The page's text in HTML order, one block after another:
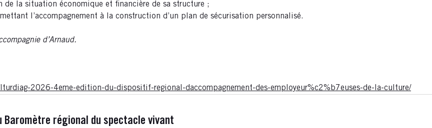
la situation économique et financière de sa structure ;
l’accompagnement à la construction d’un plan de sécurisation personnalisé.
d’Arnaud.
2026-4eme-edition-du-dispositif-regional-daccompagnement-des-employeur%c2%b7euses-de-la-culture/
Baromètre régional du spectacle vivant